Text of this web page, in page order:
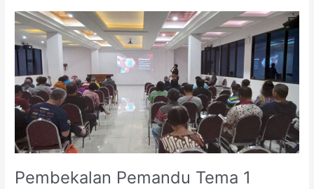
Pembekalan Pemandu Tema 1
Pembekalan
Pemandu
Tema
1